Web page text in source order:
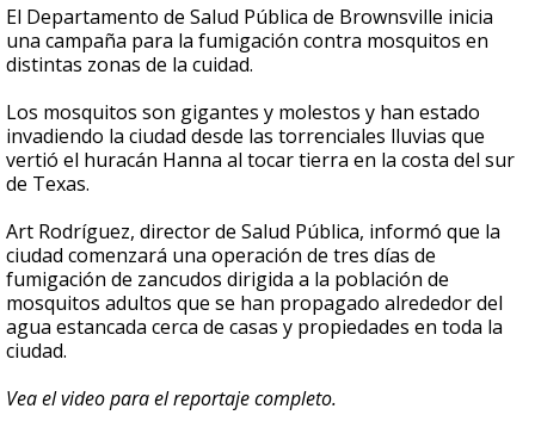
seconds
of
2
minutes,
seconds
El Departamento de Salud Pública de Brownsville inicia
una campaña para la fumigación contra mosquitos en
distintas zonas de la cuidad.
Los mosquitos son gigantes y molestos y han estado
invadiendo la ciudad desde las torrenciales lluvias que
vertió el huracán Hanna al tocar tierra en la costa del sur
de Texas.
Art Rodríguez, director de Salud Pública, informó que la
ciudad comenzará una operación de tres días de
fumigación de zancudos dirigida a la población de
mosquitos adultos que se han propagado alrededor del
agua estancada cerca de casas y propiedades en toda la
ciudad.
Vea el video para el reportaje completo.